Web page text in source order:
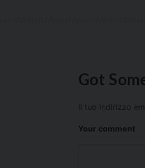
Got
Il tuo indirizzo
Your comment